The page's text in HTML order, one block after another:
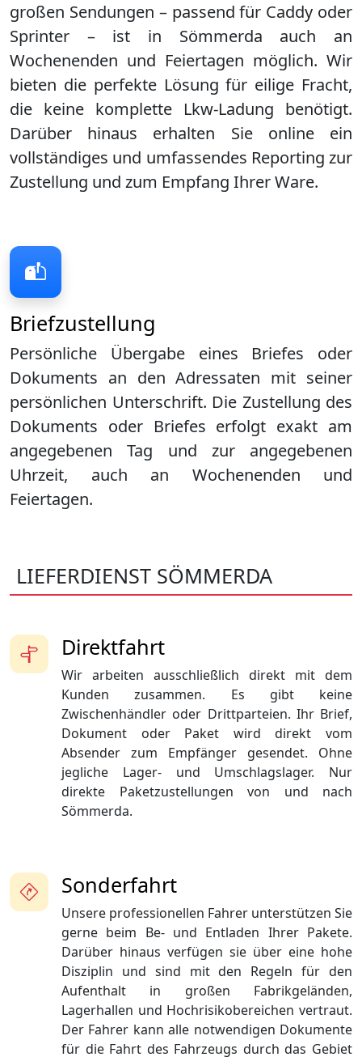
Briefzustellung
Persönliche Übergabe eines Briefes oder
Dokuments an den Adressaten mit seiner
persönlichen Unterschrift. Die Zustellung des
Dokuments oder Briefes erfolgt exakt am
angegebenen Tag und zur angegebenen
Uhrzeit, auch an Wochenenden und
Feiertagen.
großen Sendungen – passend für Caddy oder
Sprinter – ist in Sömmerda auch an
Wochenenden und Feiertagen möglich. Wir
bieten die perfekte Lösung für eilige Fracht,
die keine komplette Lkw-Ladung benötigt.
Darüber hinaus erhalten Sie online ein
vollständiges und umfassendes Reporting zur
Zustellung und zum Empfang Ihrer Ware.
LIEFERDIENST SÖMMERDA
Sonderfahrt
Unsere professionellen Fahrer unterstützen Sie
gerne beim Be- und Entladen Ihrer Pakete.
Darüber hinaus verfügen sie über eine hohe
Disziplin und sind mit den Regeln für den
Aufenthalt in großen Fabrikgeländen,
Lagerhallen und Hochrisikobereichen vertraut.
Der Fahrer kann alle notwendigen Dokumente
für die Fahrt des Fahrzeugs durch das Gebiet
Direktfahrt
Wir arbeiten ausschließlich direkt mit dem
Kunden zusammen. Es gibt keine
Zwischenhändler oder Drittparteien. Ihr Brief,
Dokument oder Paket wird direkt vom
Absender zum Empfänger gesendet. Ohne
jegliche Lager- und Umschlagslager. Nur
direkte Paketzustellungen von und nach
Sömmerda.